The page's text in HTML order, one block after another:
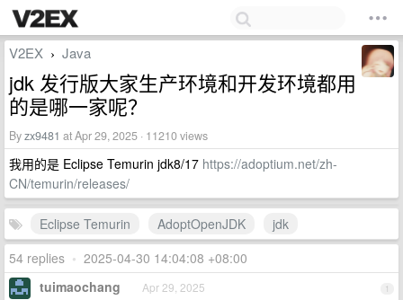
V2EX › Java
jdk 发行版大家生产环境和开发环境都用
的是哪一家呢？
Byzx9481 at Apr 29, 2025 · 11210 views
我用的是 Eclipse Temurin jdk8/17 https://adoptium.net/zh-
CN/temurin/releases/
Eclipse Temurin AdoptOpenJDK
jdk
54 replies • 2025-04-30 14:04:08 +08:00
1
tuimaochang Apr 29, 2025